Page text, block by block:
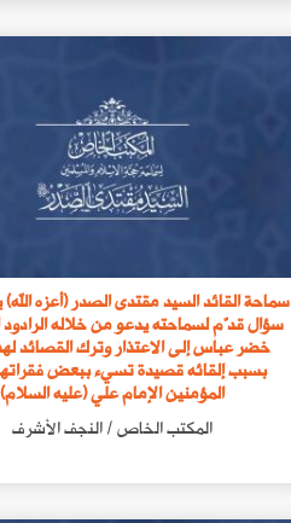
سماحة القائد السيد مقتدى الصدر (أعزه
سؤال قدّم لسماحته يدعو من خلاله
خضر عباس إلى الاعتذار وترك القصائد
بسبب إلقائه قصيدة تسيء ببعض
المؤمنين الإمام علي (عليه السلام)
المكتب الخاص / النجف الأشرف